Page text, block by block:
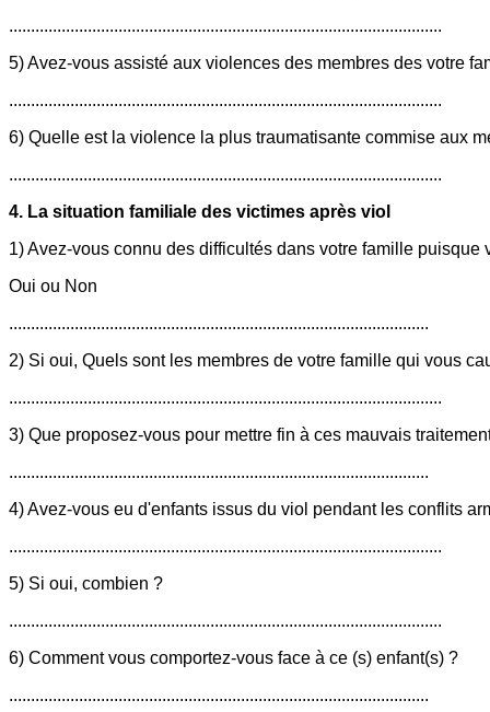
...................................................................................................
5) Avez-vous assisté aux violences des membres des votre
...................................................................................................
6) Quelle est la violence la plus traumatisante commise aux
...................................................................................................
4. La situation familiale des victimes après viol
1) Avez-vous connu des difficultés dans votre famille puisque
Oui ou Non
................................................................................................
2) Si oui, Quels sont les membres de votre famille qui vous
...................................................................................................
3) Que proposez-vous pour mettre fin à ces mauvais
................................................................................................
4) Avez-vous eu d'enfants issus du viol pendant les conflits
...................................................................................................
5) Si oui, combien ?
...................................................................................................
6) Comment vous comportez-vous face à ce (s) enfant(s) ?
................................................................................................